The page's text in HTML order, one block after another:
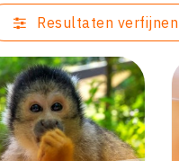
Resultaten verfijnen